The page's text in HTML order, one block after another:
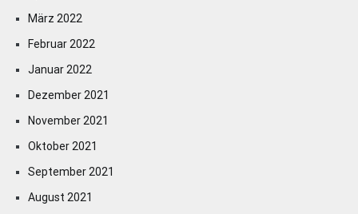
März 2022
Februar 2022
Januar 2022
Dezember 2021
November 2021
Oktober 2021
September 2021
August 2021